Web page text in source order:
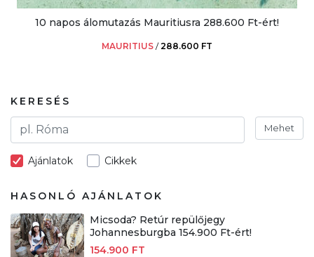
10 napos álomutazás Mauritiusra 288.600 Ft-ért!
MAURITIUS /288.600 FT
KERESÉS
Mehet
Ajánlatok Cikkek
HASONLÓ AJÁNLATOK
Micsoda? Retúr repülőjegy
Johannesburgba 154.900 Ft-ért!
154.900 FT